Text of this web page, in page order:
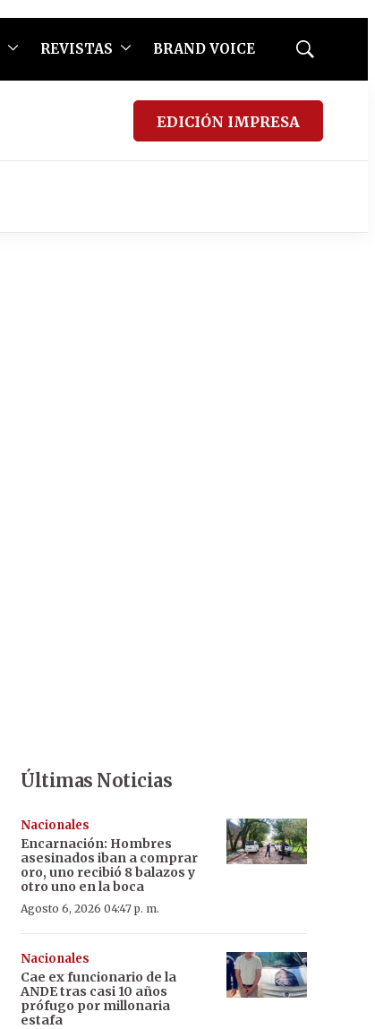
REVISTAS BRAND VOICE
Mostrar
EDICIÓN IMPRESA
Últimas Noticias
Nacionales
Encarnación: Hombres
asesinados iban a comprar
oro, uno recibió 8 balazos y
otro uno en la boca
Agosto 6, 2026 04:47 p. m.
Nacionales
Cae ex funcionario de la
ANDE tras casi 10 años
prófugo por millonaria
estafa